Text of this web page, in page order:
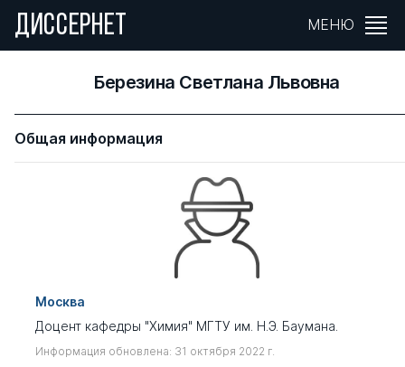
ДИССЕРНЕТ МЕНЮ
Березина Светлана Львовна
Общая информация
Москва
Доцент кафедры "Химия" МГТУ им. Н.Э. Баумана.
Информация обновлена: 31 октября 2022 г.